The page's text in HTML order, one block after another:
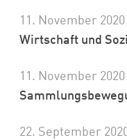
11. November 2020
Wirtschaft und
11. November 2020
22. September